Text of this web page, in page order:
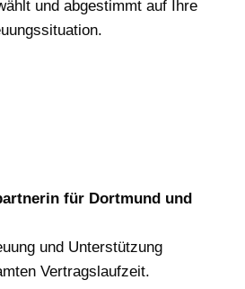
und abgestimmt auf Ihre
für Dortmund und
und Unterstützung
Vertragslaufzeit.